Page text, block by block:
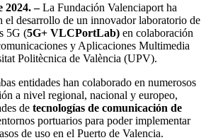
2024. –La Fundación Valenciaport ha
el desarrollo de un innovador laboratorio de
5G (5G+ VLCPortLab) en colaboración
y Aplicaciones Multimedia
Politècnica de València (UPV).
entidades han colaborado en numerosos
a nivel regional, nacional y europeo,
de tecnologías de comunicación de
portuarios para poder implementar
de uso en el Puerto de Valencia.